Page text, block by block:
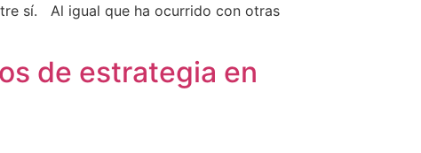
sí. Al igual que ha ocurrido con otras
de estrategia en